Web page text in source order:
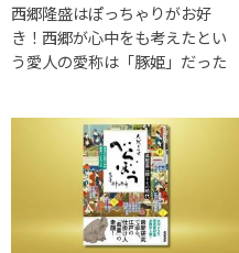
西郷隆盛はぽっちゃりがお好
き！西郷が心中をも考えたとい
う愛人の愛称は「豚姫」だった